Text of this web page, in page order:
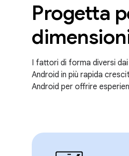
Progetta
I fattori di forma diversi
Android in più rapida
Android per offrire